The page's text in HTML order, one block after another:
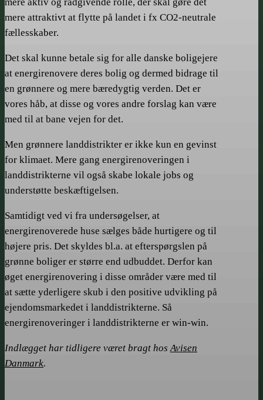
mere attraktivt at flytte på landet i fx CO2-neutrale
fællesskaber.
Det skal kunne betale sig for alle danske boligejere
at energirenovere deres bolig og dermed bidrage til
en grønnere og mere bæredygtig verden. Det er
vores håb, at disse og vores andre forslag kan være
med til at bane vejen for det.
Men grønnere landdistrikter er ikke kun en gevinst
for klimaet. Mere gang energirenoveringen i
landdistrikterne vil også skabe lokale jobs og
understøtte beskæftigelsen.
Samtidigt ved vi fra undersøgelser, at
energirenoverede huse sælges både hurtigere og til
højere pris. Det skyldes bl.a. at efterspørgslen på
grønne boliger er større end udbuddet. Derfor kan
øget energirenovering i disse områder være med til
at sætte yderligere skub i den positive udvikling på
ejendoms­markedet i landdistrikterne. Så
energirenoveringer i landdistrikterne er win-win.
Indlægget har tidligere været bragt hosAvisen
Danmark.